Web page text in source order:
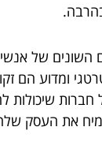
השונים של
ומדוע הם
חברות שיכולות
את העסק